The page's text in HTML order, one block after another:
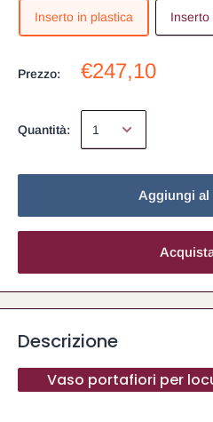
Inserto in plastica Inserto
Prezzo: €247,10
Quantità:
Aggiungi al
Descrizione
Vaso portafiori per